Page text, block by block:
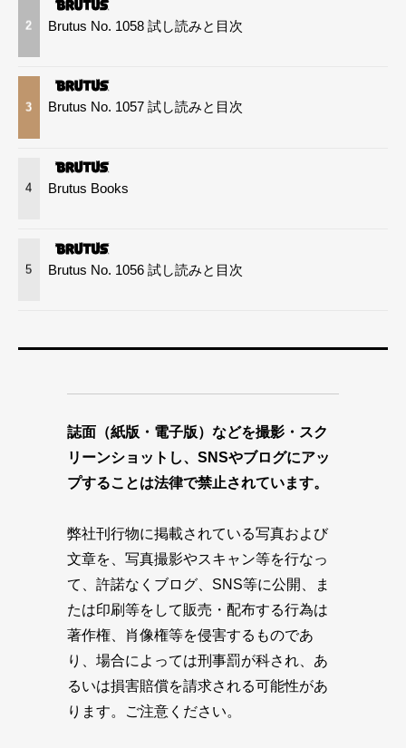
2 Brutus No. 1058 試し読みと目次
3 Brutus No. 1057 試し読みと目次
4 Brutus Books
5 Brutus No. 1056 試し読みと目次
誌面（紙版・電子版）などを撮影・スク
リーンショットし、SNSやブログにアッ
プすることは法律で禁止されています。
弊社刊行物に掲載されている写真および
文章を、写真撮影やスキャン等を行なっ
て、許諾なくブログ、SNS等に公開、ま
たは印刷等をして販売・配布する行為は
著作権、肖像権等を侵害するものであ
り、場合によっては刑事罰が科され、あ
るいは損害賠償を請求される可能性があ
ります。ご注意ください。